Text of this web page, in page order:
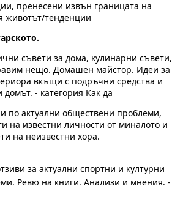
пренесени извън границата на
животът/тенденции
съвети за дома, кулинарни съвети,
нещо. Домашен майстор. Идеи за
вкъщи с подръчни средства и
- категория Как да
по актуални обществени проблеми,
на известни личности от миналото и
на неизвестни хора.
за актуални спортни и културни
Ревю на книги. Анализи и мнения. -